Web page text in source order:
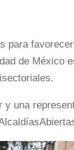
para
de México
y una